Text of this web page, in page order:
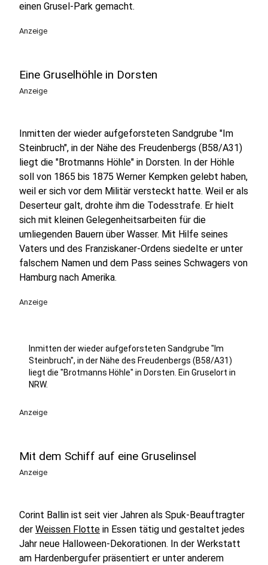
einen Grusel-Park gemacht.
Anzeige
Eine Gruselhöhle in Dorsten
Anzeige
Inmitten der wieder aufgeforsteten Sandgrube "Im
Steinbruch", in der Nähe des Freudenbergs (B58/A31)
liegt die "Brotmanns Höhle" in Dorsten. In der Höhle
soll von 1865 bis 1875 Werner Kempken gelebt haben,
weil er sich vor dem Militär versteckt hatte. Weil er als
Deserteur galt, drohte ihm die Todesstrafe. Er hielt
sich mit kleinen Gelegenheitsarbeiten für die
umliegenden Bauern über Wasser. Mit Hilfe seines
Vaters und des Franziskaner-Ordens siedelte er unter
falschem Namen und dem Pass seines Schwagers von
Hamburg nach Amerika.
Anzeige
Inmitten der wieder aufgeforsteten Sandgrube "Im
Steinbruch", in der Nähe des Freudenbergs (B58/A31)
liegt die "Brotmanns Höhle" in Dorsten. Ein Gruselort in
NRW.
Anzeige
Mit dem Schiff auf eine Gruselinsel
Anzeige
Corint Ballin ist seit vier Jahren als Spuk-Beauftragter
der Weissen Flotte in Essen tätig und gestaltet jedes
Jahr neue Halloween-Dekorationen. In der Werkstatt
am Hardenbergufer präsentiert er unter anderem